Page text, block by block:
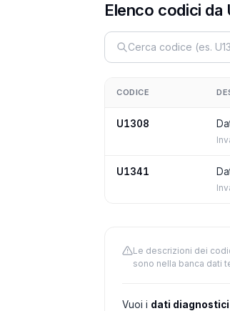
Elenco codici da
CODICE
U1308
U1341
Le descrizioni dei
sono nella banca dati
Vuoi i dati